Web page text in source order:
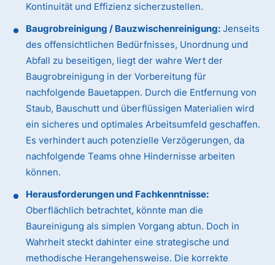
Kontinuität und Effizienz sicherzustellen.
Baugrobreinigung / Bauzwischenreinigung: Jenseits
des offensichtlichen Bedürfnisses, Unordnung und
Abfall zu beseitigen, liegt der wahre Wert der
Baugrobreinigung in der Vorbereitung für
nachfolgende Bauetappen. Durch die Entfernung von
Staub, Bauschutt und überflüssigen Materialien wird
ein sicheres und optimales Arbeitsumfeld geschaffen.
Es verhindert auch potenzielle Verzögerungen, da
nachfolgende Teams ohne Hindernisse arbeiten
können.
Herausforderungen und Fachkenntnisse:
Oberflächlich betrachtet, könnte man die
Baureinigung als simplen Vorgang abtun. Doch in
Wahrheit steckt dahinter eine strategische und
methodische Herangehensweise. Die korrekte